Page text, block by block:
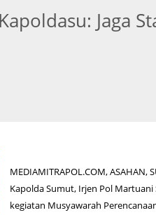
Jaga
MEDIAMITRAPOL.COM, ASAHAN,
Kapolda Sumut, Irjen Pol
kegiatan Musyawarah